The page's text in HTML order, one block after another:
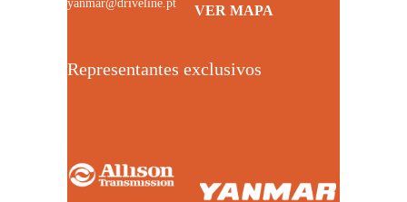
yanmar@driveline.pt
VER MAPA
Representantes exclusivos